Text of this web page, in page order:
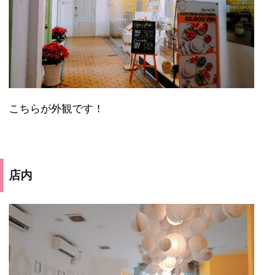
こちらが外観です！
店内